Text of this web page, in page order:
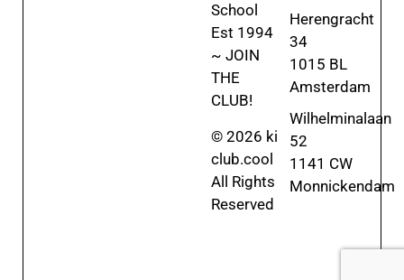
School
Est 1994
~ JOIN
THE
CLUB!
© 2026 ki
club.cool
All Rights
Reserved
Herengracht
34
1015 BL
Amsterdam
Wilhelminalaan
52
1141 CW
Monnickendam